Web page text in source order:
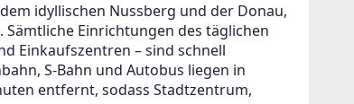
idyllischen Nussberg und der Donau,
Einrichtungen des täglichen
Einkaufszentren – sind schnell
S-Bahn und Autobus liegen in
entfernt, sodass Stadtzentrum,